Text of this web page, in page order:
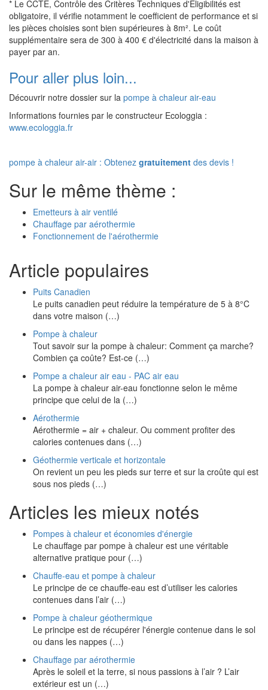
* Le CCTE, Contrôle des Critères Techniques d'Eligibilités est
obligatoire, il vérifie notamment le coefficient de performance et si
les pièces choisies sont bien supérieures à 8m². Le coût
supplémentaire sera de 300 à 400 € d'électricité dans la maison à
payer par an.
Pour aller plus loin...
Découvrir notre dossier sur la pompe à chaleur air-eau
Informations fournies par le constructeur Ecologgia :
www.ecologgia.fr
pompe à chaleur air-air : Obtenez gratuitement des devis !
Sur le même thème :
Emetteurs à air ventilé
Chauffage par aérothermie
Fonctionnement de l'aérothermie
Article populaires
Puits Canadien
Le puits canadien peut réduire la température de 5 à 8°C
dans votre maison (…)
Pompe à chaleur
Tout savoir sur la pompe à chaleur: Comment ça marche?
Combien ça coûte? Est-ce (…)
Pompe a chaleur air eau - PAC air eau
La pompe à chaleur air-eau fonctionne selon le même
principe que celui de la (…)
Aérothermie
Aérothermie = air + chaleur. Ou comment profiter des
calories contenues dans (…)
Géothermie verticale et horizontale
On revient un peu les pieds sur terre et sur la croûte qui est
sous nos pieds (…)
Articles les mieux notés
Pompes à chaleur et économies d'énergie
Le chauffage par pompe à chaleur est une véritable
alternative pratique pour (…)
Chauffe-eau et pompe à chaleur
Le principe de ce chauffe-eau est d’utiliser les calories
contenues dans l’air (…)
Pompe à chaleur géothermique
Le principe est de récupérer l'énergie contenue dans le sol
ou dans les nappes (…)
Chauffage par aérothermie
Après le soleil et la terre, si nous passions à l’air ? L’air
extérieur est un (…)